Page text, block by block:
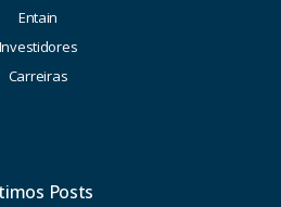
Entain
Investidores
Carreiras
Posts